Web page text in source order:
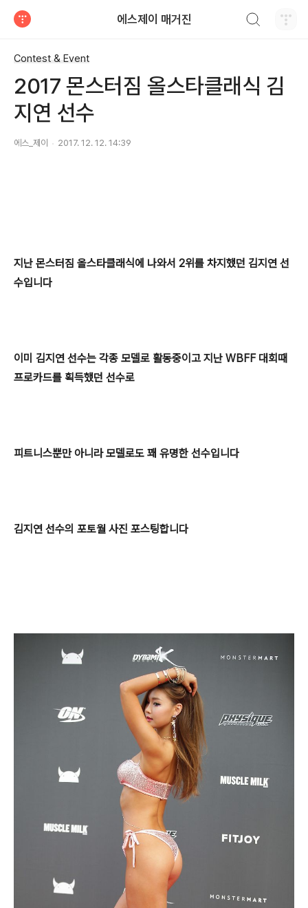
에스제이 매거진
Contest & Event
2017 몬스터짐 올스타클래식 김
지연 선수
에스_제이 2017. 12. 12. 14:39
지난 몬스터짐 올스타클래식에 나와서 2위를 차지했던 김지연 선
수입니다
이미 김지연 선수는 각종 모델로 활동중이고 지난 WBFF 대회때
프로카드를 획득했던 선수로
피트니스뿐만 아니라 모델로도 꽤 유명한 선수입니다
김지연 선수의 포토월 사진 포스팅합니다